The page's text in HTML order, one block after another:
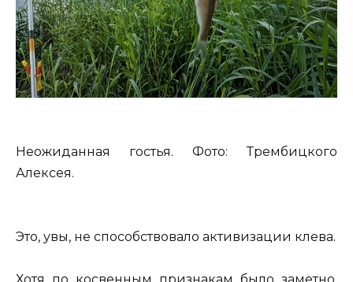
Неожиданная гостья. Фото: Трембицкого
Алексея.
Это, увы, не способствовало активизации клева.